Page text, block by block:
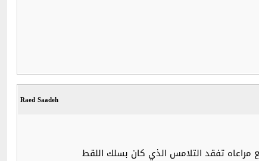
Raed Saadeh
مراعاه تفقد التلامس الذي كان بسلك اللقط